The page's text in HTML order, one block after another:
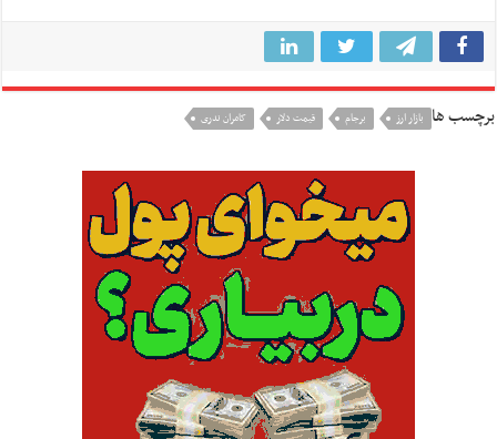
برچسب ها بازار ارز برجام قیمت دلار کامران ندری